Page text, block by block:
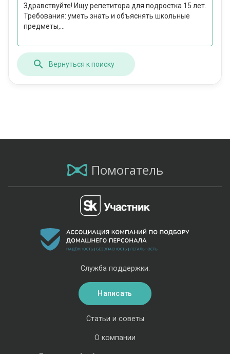
Здравствуйте! Ищу репетитора для подростка 15 лет.
Требования: уметь знать и объяснять школьные
предметы,...
Вернуться к поиску
Помогатель
Статьи и советы
О компании
Служба поддержки:
Написать